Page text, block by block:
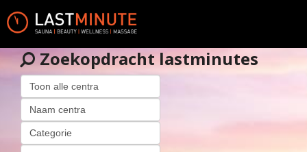
Zoekopdracht lastminutes